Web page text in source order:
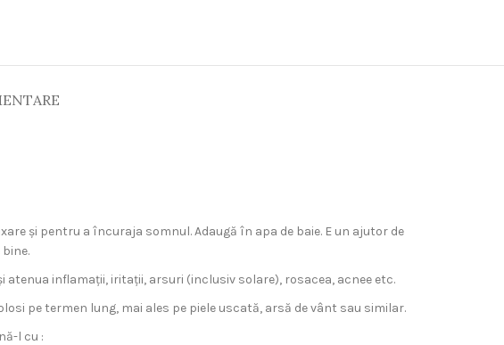
și pentru a încuraja somnul. Adaugă în apa de baie. E un ajutor de
inflamații, iritații, arsuri (inclusiv solare), rosacea, acnee etc.
pe termen lung, mai ales pe piele uscată, arsă de vânt sau similar.
l cu :